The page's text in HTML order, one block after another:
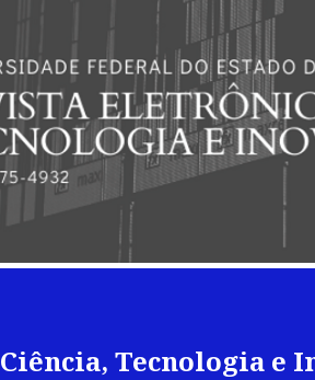
Tecnologia e